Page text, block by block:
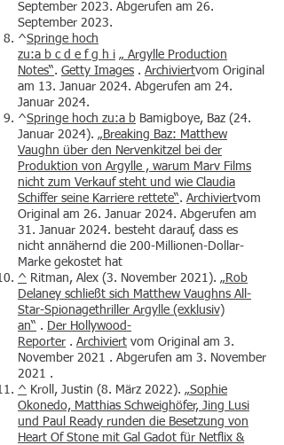
September 2023. Abgerufen am 26.
September 2023.
^Springe hoch
zu:a b c d e f g h i „ Argylle Production
Notes“. Getty Images . Archiviertvom Original
am 13. Januar 2024. Abgerufen am 24.
Januar 2024.
^Springe hoch zu:a b Bamigboye, Baz (24.
Januar 2024). „Breaking Baz: Matthew
Vaughn über den Nervenkitzel bei der
Produktion von Argylle , warum Marv Films
nicht zum Verkauf steht und wie Claudia
Schiffer seine Karriere rettete“. Archiviertvom
Original am 26. Januar 2024. Abgerufen am
31. Januar 2024. besteht darauf, dass es
nicht annähernd die 200-Millionen-Dollar-
Marke gekostet hat
^ Ritman, Alex (3. November 2021). „Rob
Delaney schließt sich Matthew Vaughns All-
Star-Spionagethriller Argylle (exklusiv)
an“ . Der Hollywood-
Reporter . Archiviert vom Original am 3.
November 2021 . Abgerufen am 3. November
2021 .
^ Kroll, Justin (8. März 2022). „Sophie
Okonedo, Matthias Schweighöfer, Jing Lusi
und Paul Ready runden die Besetzung von
Heart Of Stone mit Gal Gadot für Netflix &